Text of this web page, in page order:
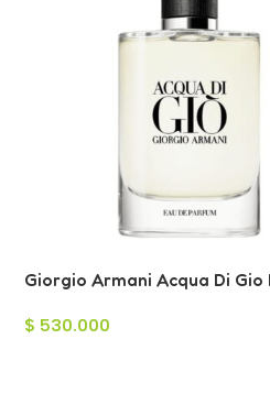
Giorgio Armani Acqua Di Gio
$ 530.000